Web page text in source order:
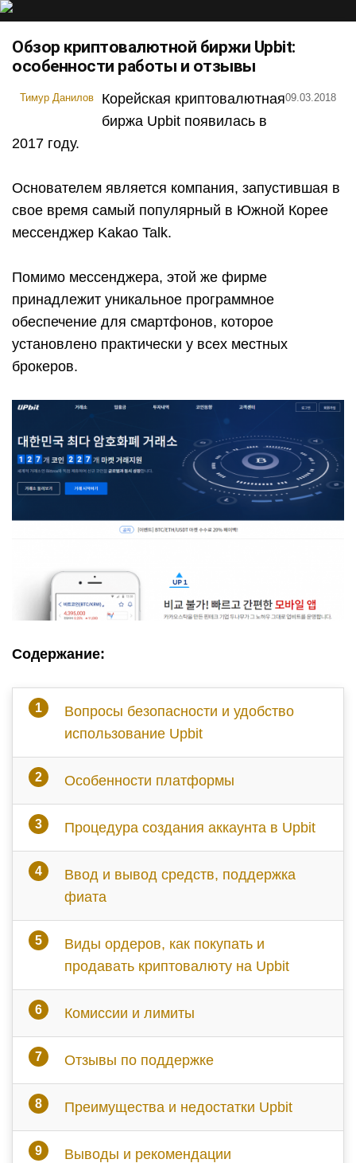
Обзор криптовалютной биржи Upbit:
особенности работы и отзывы
Тимур Данилов 09.03.2018
Корейская криптовалютная
биржа Upbit появилась в
2017 году.
Основателем является компания, запустившая в
свое время самый популярный в Южной Корее
мессенджер Kakao Talk.
Помимо мессенджера, этой же фирме
принадлежит уникальное программное
обеспечение для смартфонов, которое
установлено практически у всех местных
брокеров.
Содержание:
Вопросы безопасности и удобство
использование Upbit
Особенности платформы
Процедура создания аккаунта в Upbit
Ввод и вывод средств, поддержка
фиата
Виды ордеров, как покупать и
продавать криптовалюту на Upbit
Комиссии и лимиты
Отзывы по поддержке
Преимущества и недостатки Upbit
Выводы и рекомендации